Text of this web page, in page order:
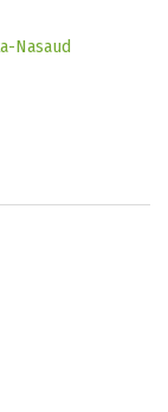
Nasaud